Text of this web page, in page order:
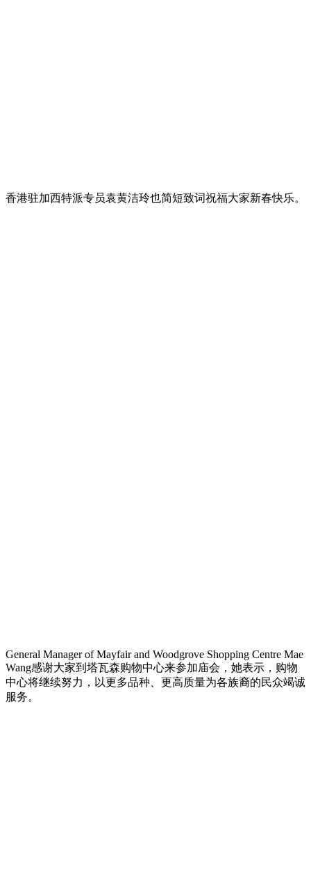
香港驻加西特派专员袁黄洁玲也简短致词祝福大家新春快乐。
General Manager of Mayfair and Woodgrove Shopping Centre Mae
Wang感谢大家到塔瓦森购物中心来参加庙会，她表示，购物
中心将继续努力，以更多品种、更高质量为各族裔的民众竭诚
服务。